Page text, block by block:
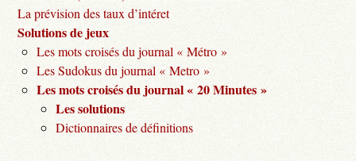
La prévision des taux d’intéret
Solutions de jeux
Les mots croisés du journal « Métro »
Les Sudokus du journal « Metro »
Les mots croisés du journal « 20 Minutes »
Les solutions
Dictionnaires de définitions